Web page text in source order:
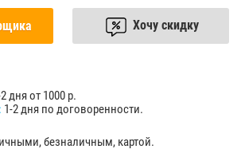
Хочу скидку
дня от 1000 р.
1-2 дня по договоренности.
безналичным, картой.